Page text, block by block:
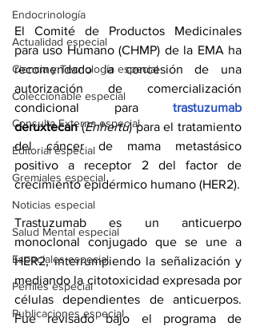
Endocrinología
Actualidad especial
Ciencia y Tecnología especial
Coleccionable especial
Consulta Externa especial
Editorial especial
Gremiales especial
Noticias especial
Salud Mental especial
Especiales especial
Perfiles especial
Publicaciones especial
El Comité de Productos Medicinales
para uso Humano (CHMP) de la EMA ha
recomendado la concesión de una
autorización de comercialización
condicional para trastuzumab
deruxtecan (Enhertu) para el tratamiento
del cáncer de mama metastásico
positivo a receptor 2 del factor de
crecimiento epidérmico humano (HER2).
Trastuzumab es un anticuerpo
monoclonal conjugado que se une a
HER2, interrumpiendo la señalización y
mediando la citotoxicidad expresada por
células dependientes de anticuerpos.
Fue revisado bajo el programa de